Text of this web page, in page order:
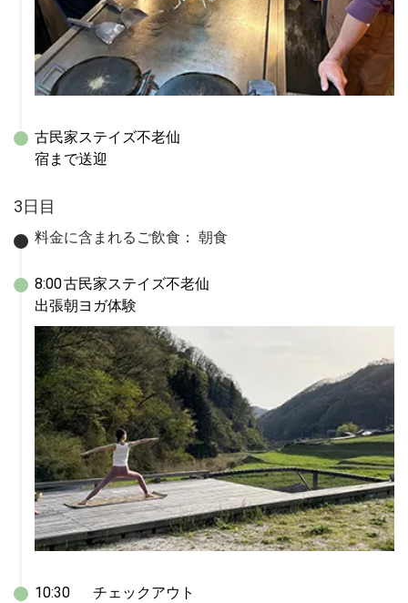
古民家ステイズ不老仙
宿まで送迎
3日目
料金に含まれるご飲食： 朝食
8:00	古民家ステイズ不老仙
出張朝ヨガ体験
10:30	チェックアウト